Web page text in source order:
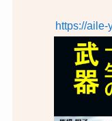
https://